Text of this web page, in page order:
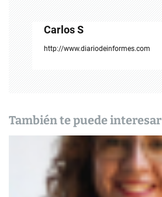
e
Carlos S
http://www.diariodeinformes.com
También te puede interesar